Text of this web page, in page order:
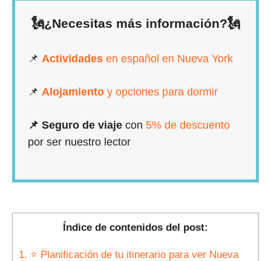
🗽¿Necesitas más información?🗽
📌Actividades en español en Nueva York
📌Alojamiento y opciones para dormir
📌 Seguro de viaje con5% de descuento
por ser nuestro lector
Índice de contenidos del post:
1. ⭐ Planificación de tu itinerario para ver Nueva